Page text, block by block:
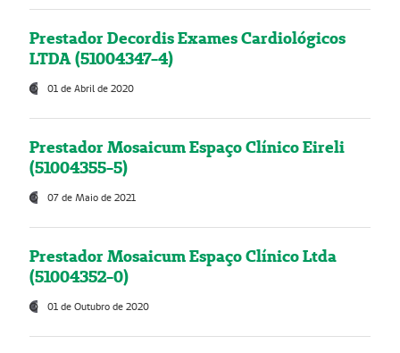
Prestador Decordis Exames Cardiológicos
LTDA (51004347-4)
01 de Abril de 2020
Prestador Mosaicum Espaço Clínico Eireli
(51004355-5)
07 de Maio de 2021
Prestador Mosaicum Espaço Clínico Ltda
(51004352-0)
01 de Outubro de 2020